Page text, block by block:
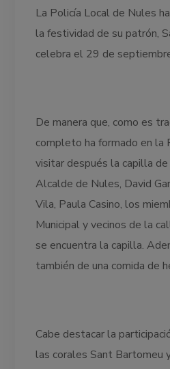
La Policía Local de Nules
la festividad de su patrón,
celebra el 29 de
De manera que, como es
completo ha formado en la
visitar después la capilla
Alcalde de Nules, David
Vila, Paula Casino, los
Municipal y vecinos de la
se encuentra la capilla.
también de una comida de
Cabe destacar la
las corales Sant Bartomeu